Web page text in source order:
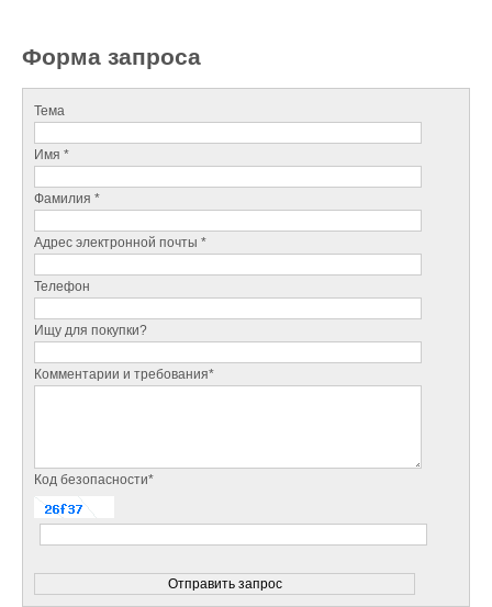
Форма запроса
Тема
Имя *
Фамилия *
Адрес электронной почты *
Телефон
Ищу для покупки?
Комментарии и требования*
Код безопасности*